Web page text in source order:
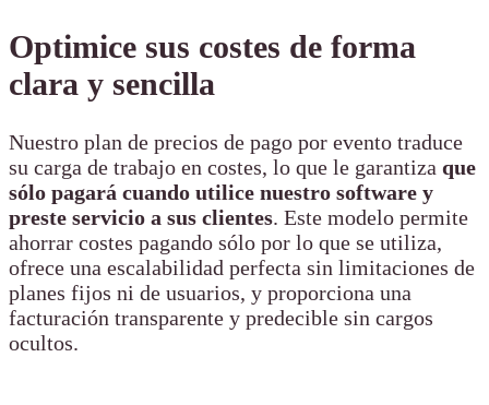
Optimice sus costes de forma
clara y sencilla
Nuestro plan de precios de pago por evento traduce
su carga de trabajo en costes, lo que le garantiza que
sólo pagará cuando utilice nuestro software y
preste servicio a sus clientes. Este modelo permite
ahorrar costes pagando sólo por lo que se utiliza,
ofrece una escalabilidad perfecta sin limitaciones de
planes fijos ni de usuarios, y proporciona una
facturación transparente y predecible sin cargos
ocultos.